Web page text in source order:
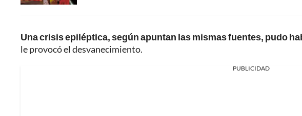
Una crisis epiléptica, según apuntan las mismas fuentes, pudo
le provocó el desvanecimiento.
PUBLICIDAD